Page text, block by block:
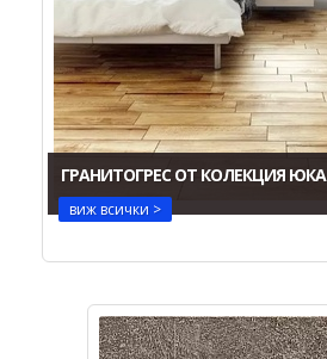
ГРАНИТОГРЕС ОТ КОЛЕКЦИЯ ЮКА
виж всички >